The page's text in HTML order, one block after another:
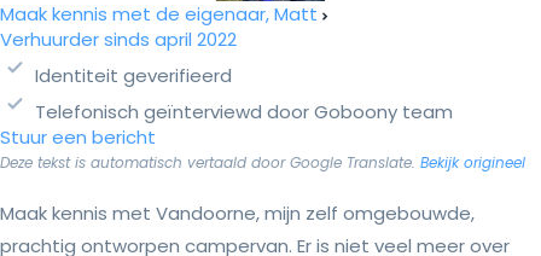
Maak kennis met de eigenaar, Matt
Verhuurder sinds april 2022
Identiteit geverifieerd
Telefonisch geïnterviewd door Goboony team
Stuur een bericht
Deze tekst is automatisch vertaald door Google Translate. Bekijk origineel
Maak kennis met Vandoorne, mijn zelf omgebouwde,
prachtig ontworpen campervan. Er is niet veel meer over